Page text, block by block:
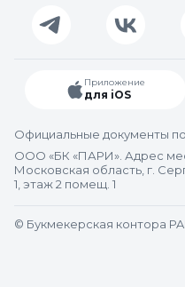
Приложение
для iOS
Официальные документы
ООО «БК «ПАРИ». Адрес
Московская область, г.
1, этаж 2 помещ. 1
© Букмекерская контора